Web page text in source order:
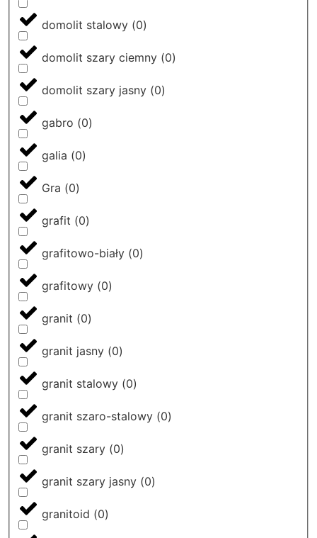
domolit stalowy (0)
domolit szary ciemny (0)
domolit szary jasny (0)
gabro (0)
galia (0)
Gra (0)
grafit (0)
grafitowo-biały (0)
grafitowy (0)
granit (0)
granit jasny (0)
granit stalowy (0)
granit szaro-stalowy (0)
granit szary (0)
granit szary jasny (0)
granitoid (0)